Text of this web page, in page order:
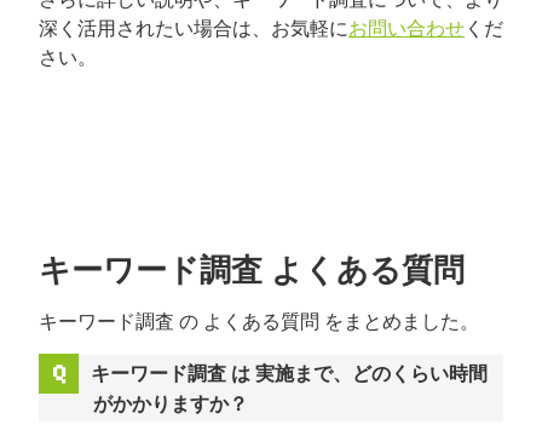
深く活用されたい場合は、お気軽にお問い合わせくだ
さい。
キーワード調査 よくある質問
キーワード調査 の よくある質問 をまとめました。
キーワード調査 は 実施まで、どのくらい時間
がかかりますか？